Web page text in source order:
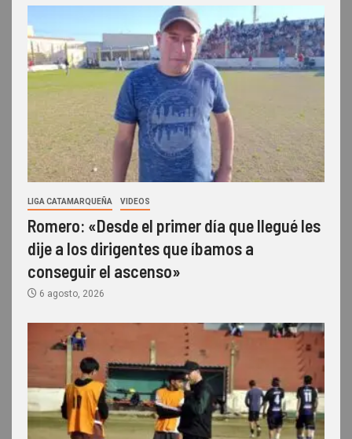
LIGA CATAMARQUEÑA VIDEOS
Romero: «Desde el primer día que llegué les
dije a los dirigentes que íbamos a
conseguir el ascenso»
6 agosto, 2026